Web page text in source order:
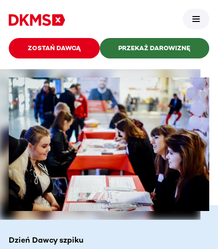
ZOSTAŃ DAWCĄ PRZEKAŻ DAROWIZNĘ
Dzień Dawcy szpiku